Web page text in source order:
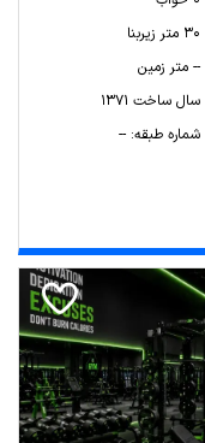
30 متر زیربنا
-- متر زمین
سال ساخت 1371
شماره طبقه: --